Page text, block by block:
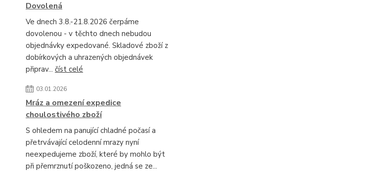
Dovolená
Ve dnech 3.8.-21.8.2026 čerpáme
dovolenou - v těchto dnech nebudou
objednávky expedované. Skladové zboží z
dobírkových a uhrazených objednávek
připrav... číst celé
03.01.2026
Mráz a omezení expedice
choulostivého zboží
S ohledem na panující chladné počasí a
přetrvávající celodenní mrazy nyní
neexpedujeme zboží, které by mohlo být
při přemrznutí poškozeno, jedná se ze...